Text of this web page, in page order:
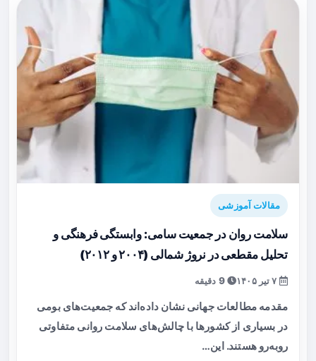
مقالات آموزشی
سلامت روان در جمعیت سامی: وابستگی فرهنگی و
تحلیل مقطعی در نروژ شمالی (۲۰۰۴ و ۲۰۱۲)
9 دقیقه
مقدمه مطالعات جهانی نشان داده‌اند که جمعیت‌های بومی
در بسیاری از کشورها با چالش‌های سلامت روانی متفاوتی
روبه‌رو هستند. این…